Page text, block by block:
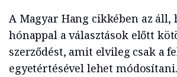
A Magyar Hang cikkében az áll,
hónappal a választások előtt
szerződést, amit elvileg csak a
egyetértésével lehet